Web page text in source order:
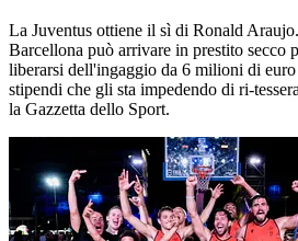
La Juventus ottiene il sì di Ronald
Barcellona può arrivare in prestito secco
liberarsi dell'ingaggio da 6 milioni di euro
stipendi che gli sta impedendo di ri-
la Gazzetta dello Sport.